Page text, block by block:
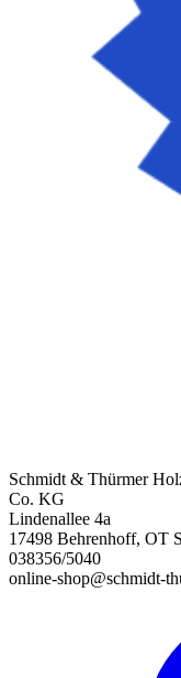
Schmidt & Thürmer
Co. KG
Lindenallee 4a
17498 Behrenhoff, OT
038356/5040
online-shop@schmidt-